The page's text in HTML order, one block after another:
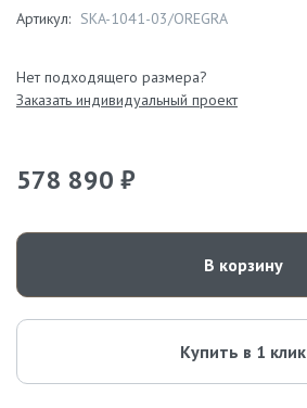
Артикул: SKA-1041-03/OREGRA
Нет подходящего размера?
Заказать индивидуальный проект
578 890 ₽
В корзину
Купить в 1 клик